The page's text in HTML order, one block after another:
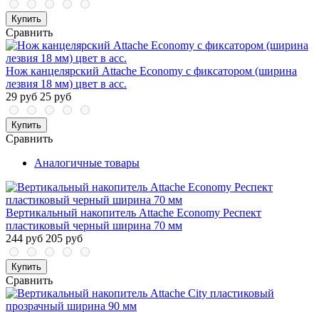
Купить
Сравнить
Нож канцелярский Attache Economy с фиксатором (ширина
лезвия 18 мм) цвет в асс.
29 руб 25 руб
Купить
Сравнить
Аналогичные товары
Вертикальный накопитель Attache Economy Респект
пластиковый черный ширина 70 мм
244 руб 205 руб
Купить
Сравнить